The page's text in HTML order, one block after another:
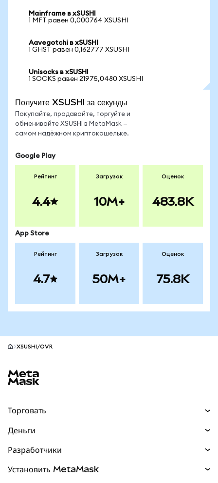
Mainframe в xSUSHI
1 MFT равен 0,000764 XSUSHI
Aavegotchi в xSUSHI
1 GHST равен 0,162777 XSUSHI
Unisocks в xSUSHI
1 SOCKS равен 21975,0480 XSUSHI
Получите XSUSHI за секунды
Покупайте, продавайте, торгуйте и
обменивайте XSUSHI в MetaMask —
самом надёжном криптокошельке.
Google Play
Рейтинг
4.4
Загрузок
10M+
Оценок
483.8K
App Store
Рейтинг
4.7
Загрузок
50M+
Оценок
75.8K
XSUSHI/OVR
Торговать
Прогнозы
Перпы НОВИНКА
Деньги
mUSD
Разработчики
Установить MetaMask